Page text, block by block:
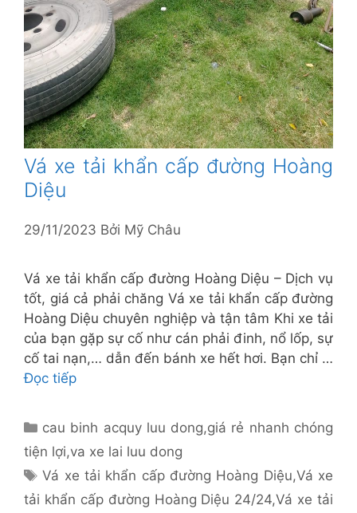
Vá xe tải khẩn cấp đường Hoàng
Diệu
29/11/2023 Bởi Mỹ Châu
Vá xe tải khẩn cấp đường Hoàng Diệu – Dịch vụ
tốt, giá cả phải chăng Vá xe tải khẩn cấp đường
Hoàng Diệu chuyên nghiệp và tận tâm Khi xe tải
của bạn gặp sự cố như cán phải đinh, nổ lốp, sự
cố tai nạn,… dẫn đến bánh xe hết hơi. Bạn chỉ …
Đọc tiếp
Danh
mục
cau binh acquy luu dong,giá rẻ nhanh chóng
tiện lợi,va xe lai luu dong
Thẻ
Vá xe tải khẩn cấp đường Hoàng Diệu,Vá xe
tải khẩn cấp đường Hoàng Diệu 24/24,Vá xe tải